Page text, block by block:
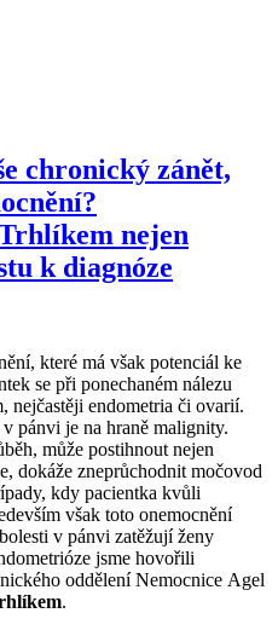
chronický zánět,
nejen
k diagnóze
které má však potenciál ke
se při ponechaném nálezu
nejčastěji endometria či ovarií.
pánvi je na hraně malignity.
může postihnout nejen
dokáže zneprůchodnit močovod
kdy pacientka kvůli
však toto onemocnění
v pánvi zatěžují ženy
jsme hovořili
oddělení Nemocnice Agel
.